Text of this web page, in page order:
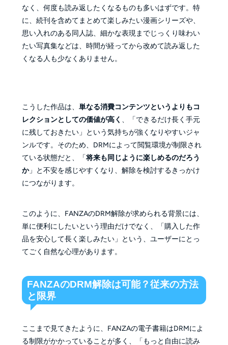
なく、何度も読み返したくなるものも多いはずです。特
に、続刊を含めてまとめて楽しみたい漫画シリーズや、
思い入れのある同人誌、細かな表現までじっくり味わい
たい写真集などは、時間が経ってから改めて読み返した
くなる人も少なくありません。
こうした作品は、 単なる消費コンテンツというよりもコ
レクションとしての価値が高く 、「できるだけ長く手元
に残しておきたい」という気持ちが強くなりやすいジャ
ンルです。そのため、DRMによって閲覧環境が制限され
ている状態だと、「将来も同じように楽しめるのだろう
か」と不安を感じやすくなり、解除を検討するきっかけ
につながります。
このように、FANZAのDRM解除が求められる背景には、
単に便利にしたいという理由だけでなく、「購入した作
品を安心して長く楽しみたい」という、ユーザーにとっ
てごく自然な心理があります。
FANZAのDRM解除は可能？従来の方法
と限界
ここまで見てきたように、FANZAの電子書籍はDRMによ
る制限がかかっていることが多く、「もっと自由に読み